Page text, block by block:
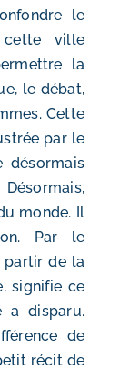
le
cette ville
la
le débat,
Cette
par le
désormais
monde. Il
Par le
partir de la
a disparu.
de
récit de